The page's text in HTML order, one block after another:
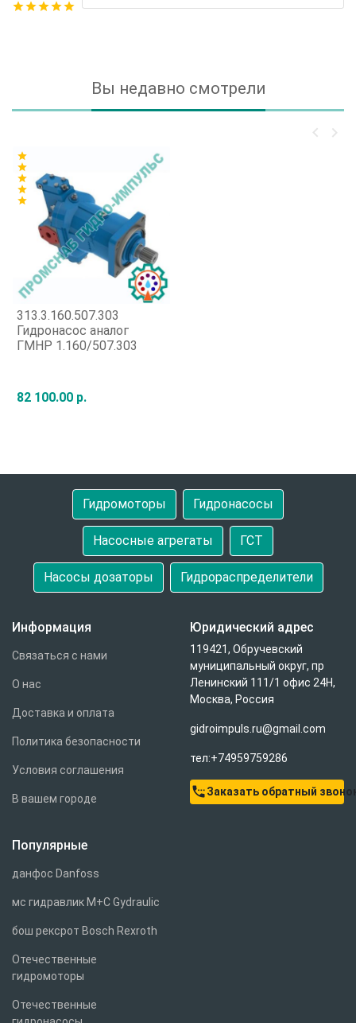
starstarstarstarstar
Вы недавно смотрели
keyboard_arrow_left keyboard_arrow_right
313.3.160.507.303
Гидронасос аналог
ГМНР 1.160/507.303
82 100.00 р.
star
star
star
star
star
Гидромоторы Гидронасосы
Насосные агрегаты ГСТ
Насосы дозаторы Гидрораспределители
Информация
Связаться с нами
О нас
Доставка и оплата
Политика безопасности
Условия соглашения
В вашем городе
Юридический адрес
119421, Обручевский
муниципальный округ, пр
Ленинский 111/1 офис 24Н,
Москва, Россия
gidroimpuls.ru@gmail.com
тел:+74959759286
settings_phoneЗаказать обратный
Популярные
данфос Danfoss
мс гидравлик M+C Gydraulic
бош рексрот Bosch Rexroth
Отечественные
гидромоторы
Отечественные